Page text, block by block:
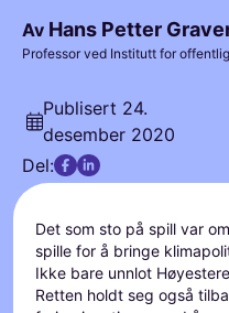
Av Hans Petter
Professor ved Institutt for
Publisert 24.
desember 2020
Del:
Det som sto på spill var
spille for å bringe
Ikke bare unnlot
Retten holdt seg også